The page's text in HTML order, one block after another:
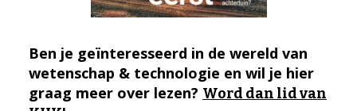
Ben je geïnteresseerd in de wereld van
wetenschap & technologie en wil je hier
graag meer over lezen? Word dan lid van